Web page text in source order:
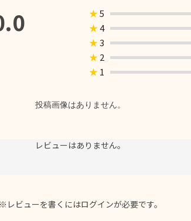
★5
★4
★3
★ 2
★ 1
投稿画像はありません。
レビューはありません。
※レビューを書くにはログインが必要です。